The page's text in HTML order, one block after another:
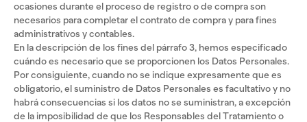
ocasiones durante el proceso de registro o de compra son
necesarios para completar el contrato de compra y para fines
administrativos y contables.
En la descripción de los fines del párrafo 3, hemos especificado
cuándo es necesario que se proporcionen los Datos Personales.
Por consiguiente, cuando no se indique expresamente que es
obligatorio, el suministro de Datos Personales es facultativo y no
habrá consecuencias si los datos no se suministran, a excepción
de la imposibilidad de que los Responsables del Tratamiento o